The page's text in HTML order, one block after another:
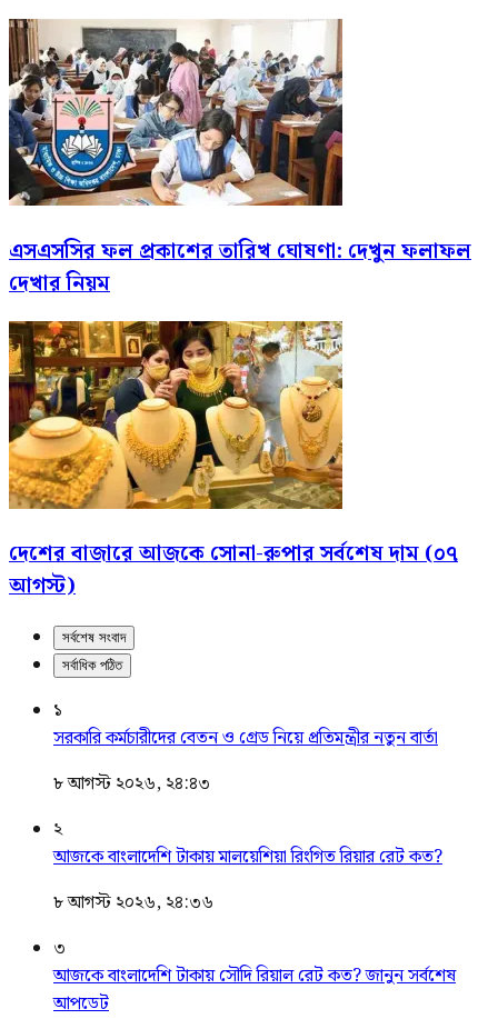
এসএসসির ফল প্রকাশের তারিখ ঘোষণা: দেখুন ফলাফল
দেখার নিয়ম
দেশের বাজারে আজকে সোনা-রুপার সর্বশেষ দাম (০৭
আগস্ট)
সর্বশেষ সংবাদ
সর্বাধিক পঠিত
১
সরকারি কর্মচারীদের বেতন ও গ্রেড নিয়ে প্রতিমন্ত্রীর নতুন বার্তা
৮ আগস্ট ২০২৬, ২৪:৪৩
২
আজকে বাংলাদেশি টাকায় মালয়েশিয়া রিংগিত রিয়ার রেট কত?
৮ আগস্ট ২০২৬, ২৪:৩৬
৩
আজকে বাংলাদেশি টাকায় সৌদি রিয়াল রেট কত? জানুন সর্বশেষ
আপডেট